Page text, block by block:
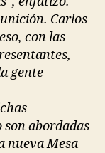
Carlos
con las
gente
son abordadas
nueva Mesa